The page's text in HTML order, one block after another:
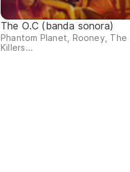
The O.C (banda sonora)
Phantom Planet, Rooney, The
Killers...